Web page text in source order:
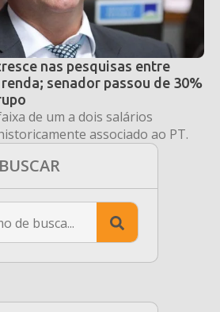
nas pesquisas entre
senador passou de 30%
de um a dois salários
associado ao PT.
BUSCAR
Search
for: